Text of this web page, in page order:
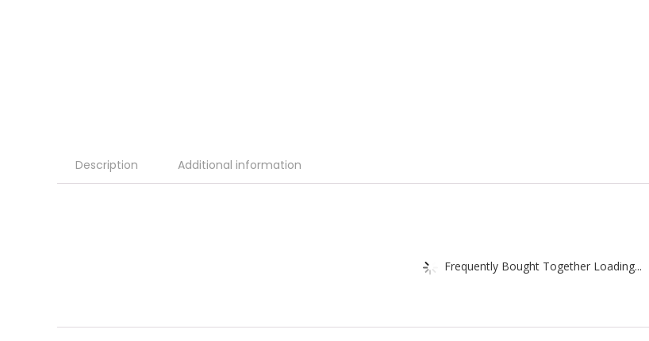
Description Additional information
Frequently Bought Together Loading...